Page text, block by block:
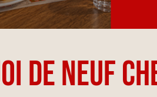
DE NEUF